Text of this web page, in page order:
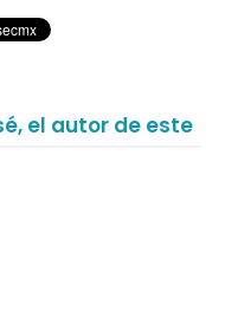
el autor de este